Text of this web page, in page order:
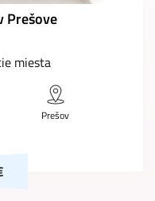
Prešove
miesta
Prešov